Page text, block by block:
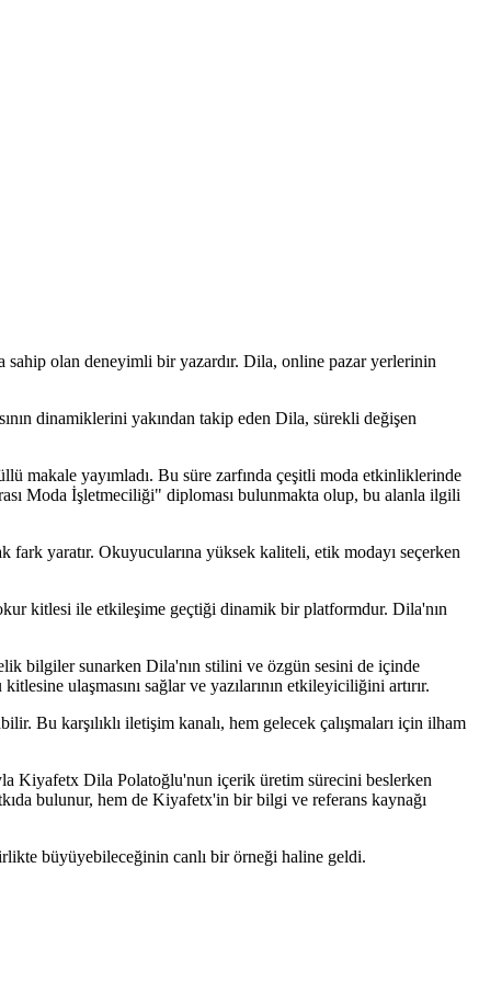
sahip olan deneyimli bir yazardır. Dila, online pazar yerlerinin
dinamiklerini yakından takip eden Dila, sürekli değişen
makale yayımladı. Bu süre zarfında çeşitli moda etkinliklerinde
Moda İşletmeciliği" diploması bulunmakta olup, bu alanla ilgili
fark yaratır. Okuyucularına yüksek kaliteli, etik modayı seçerken
kitlesi ile etkileşime geçtiği dinamik bir platformdur. Dila'nın
bilgiler sunarken Dila'nın stilini ve özgün sesini de içinde
ulaşmasını sağlar ve yazılarının etkileyiciliğini artırır.
Bu karşılıklı iletişim kanalı, hem gelecek çalışmaları için ilham
Kiyafetx Dila Polatoğlu'nun içerik üretim sürecini beslerken
bulunur, hem de Kiyafetx'in bir bilgi ve referans kaynağı
büyüyebileceğinin canlı bir örneği haline geldi.